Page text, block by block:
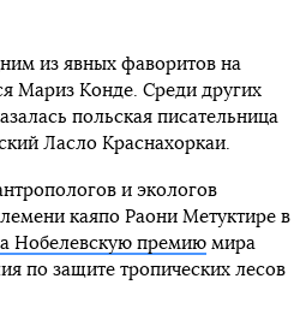
из явных фаворитов на
Мариз Конде. Среди других
польская писательница
Ласло Краснахоркаи.
и экологов
каяпо Раони Метуктире в
Нобелевскую премиюмира
по защите тропических лесов